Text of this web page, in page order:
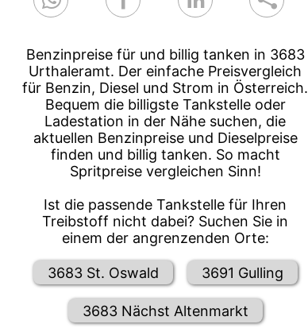
Benzinpreise für und billig tanken in 3683
Urthaleramt. Der einfache Preisvergleich
für Benzin, Diesel und Strom in Österreich.
Bequem die billigste Tankstelle oder
Ladestation in der Nähe suchen, die
aktuellen Benzinpreise und Dieselpreise
finden und billig tanken. So macht
Spritpreise vergleichen Sinn!
Ist die passende Tankstelle für Ihren
Treibstoff nicht dabei? Suchen Sie in
einem der angrenzenden Orte:
3683 St. Oswald 3691 Gulling
3683 Nächst Altenmarkt